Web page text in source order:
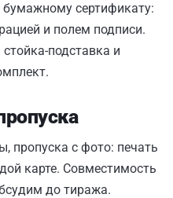
сертификату:
и полем подписи.
подставка и
пропуска с фото: печать
карте. Совместимость
до тиража.